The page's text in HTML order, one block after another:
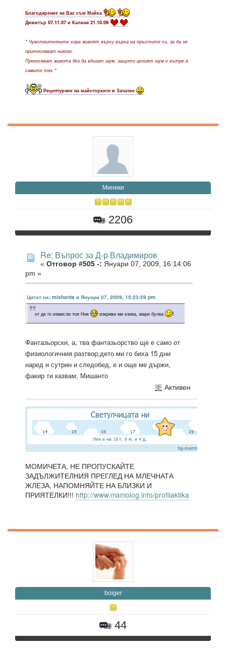
Благодарение на Вас съм Майка
Димитър 07.11.07 и Калина 21.10.09
* Чувствителните хора живеят върху върха на пръстите си, за да не
притесняват никого.
Прекосяват живота без да вдигат шум, защото целият шум е вътре в
самите тях *
Рецептурник на майсторките в Зачатие
Миники
2206
Re: Въпрос за Д-р Владимиров
« Отговор #505 -: Януари 07, 2009, 16:14:06
pm »
Цитат на: mishanta в Януари 07, 2009, 15:23:59 pm
от де го измисли тоя Ник изкриви ми езика, мари булка !
Фантазьорски, а, тва фантазьорство ще е само от
физиологичния разтвор,дето ми го биха 15 дни
наред и сутрин и следобед, е и още ме държи,
факир ти казвам, Мишанто
Активен
МОМИЧЕТА, НЕ ПРОПУСКАЙТЕ
ЗАДЪЛЖИТЕЛНИЯ ПРЕГЛЕД НА МЛЕЧНАТА
ЖЛЕЗА, НАПОМНЯЙТЕ НА БЛИЗКИ И
ПРИЯТЕЛКИ!!! http://www.mamolog.info/profilaktika
boiger
44